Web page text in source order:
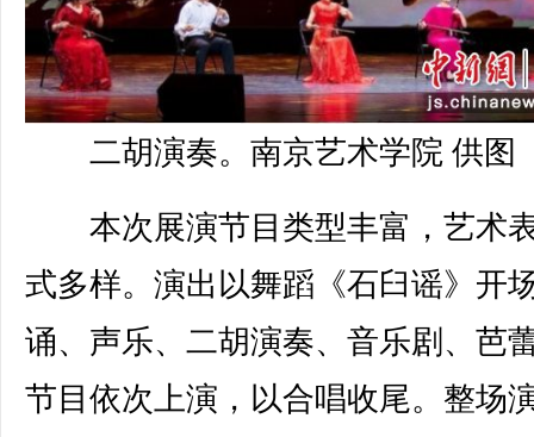
二胡演奏。南京艺术学院 供图
本次展演节目类型丰富，艺术
式多样。演出以舞蹈《石臼谣》开
诵、声乐、二胡演奏、音乐剧、芭
节目依次上演，以合唱收尾。整场